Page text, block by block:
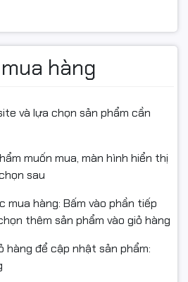
/ 3030 / 3050 / 3052 / 3055
All-in-One
có dùng đúng cho máy của
(Model) để shop kiểm tra
ÉP
hàng
và lựa chọn sản phẩm cần
muốn mua, màn hình hiển thị
sau
mua hàng: Bấm vào phần tiếp
thêm sản phẩm vào giỏ hàng
hàng để cập nhật sản phẩm: